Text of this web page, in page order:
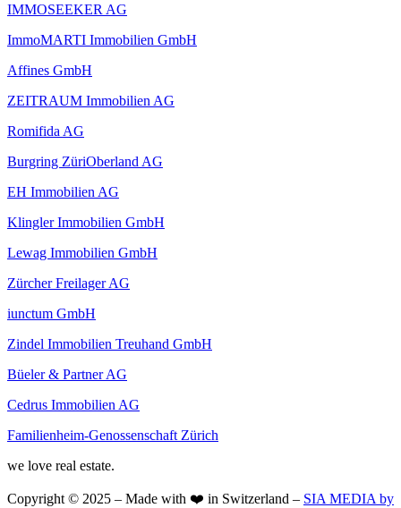
IMMOSEEKER AG
ImmoMARTI Immobilien GmbH
Affines GmbH
ZEITRAUM Immobilien AG
Romifida AG
Burgring ZüriOberland AG
EH Immobilien AG
Klingler Immobilien GmbH
Lewag Immobilien GmbH
Zürcher Freilager AG
iunctum GmbH
Zindel Immobilien Treuhand GmbH
Büeler & Partner AG
Cedrus Immobilien AG
Familienheim-Genossenschaft Zürich
we love real estate.
Copyright © 2025 – Made with ❤️ in Switzerland – SIA MEDIA by